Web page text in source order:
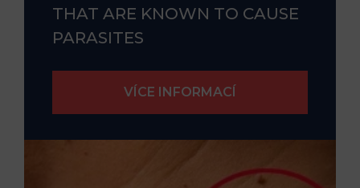
THAT ARE KNOWN TO CAUSE
PARASITES